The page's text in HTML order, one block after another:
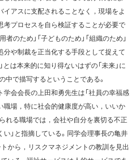
アスに支配されることなく，現場をよ
考プロセスを自ら検証することが必要で
のため」「子どものため」「組織のため」
分や制裁を正当化する手段として捉えて
とは本来的に知り得ないはずの「未来」に
中で描写するということである。
会会長の上田和勇先生は「社員の幸福感
職場，特に社会的健康度が高い，いいか
れる職場では，会社や自分を裏切る不正
」と指摘している。同学会理事長の亀井
から，リスクマネジメントの教訓を見出